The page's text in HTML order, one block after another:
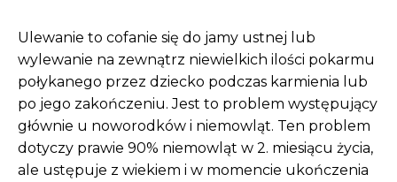
Ulewanie to cofanie się do jamy ustnej lub
wylewanie na zewnątrz niewielkich ilości pokarmu
połykanego przez dziecko podczas karmienia lub
po jego zakończeniu. Jest to problem występujący
głównie u noworodków i niemowląt. Ten problem
dotyczy prawie 90% niemowląt w 2. miesiącu życia,
ale ustępuje z wiekiem i w momencie ukończenia